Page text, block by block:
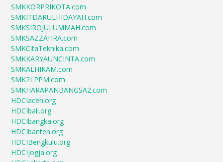
SMKKORPRIKOTA.com
SMKITDARULHIDAYAH.com
SMKSIROJULUMMAH.com
SMKSAZZAHRA.com
SMKCitaTeknika.com
SMKKARYAUNCINTA.com
SMKALHIKAM.com
SMK2LPPM.com
SMKHARAPANBANGSA2.com
HDCIaceh.org
HDCIbali.org
HDCIbangka.org
HDCIbanten.org
HDCIBengkulu.org
HDCIjogja.org